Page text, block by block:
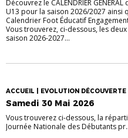
Découvrez le CALENDRIER
U13 pour la saison 2026/2027 ainsi
Calendrier Foot Éducatif
Vous trouverez, ci-dessous, les
saison 2026-2027...
ACCUEIL | EVOLUTION DÉCOUVERTE
Samedi 30 Mai 2026
Vous trouverez ci-dessous, la
Journée Nationale des Débutants